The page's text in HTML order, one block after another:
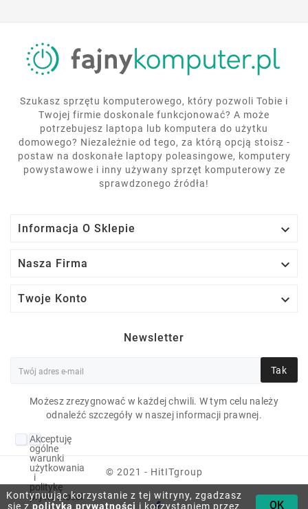
Kontynuując korzystanie z tej witryny, zgadzasz
się z polityką prywatności i korzystaniem przez OK
GB 7P 17" 1920X1080
128 GB SSD KLASA A
Szukasz sprzętu komputerowego, który pozwoli Tobie i
Twojej firmie doskonale funkcjonować? A może
potrzebujesz laptopa lub komputera do użytku
domowego? Niezależnie od tego, za którą opcją stoisz -
postaw na doskonałe laptopy poleasingowe, komputery
powystawowe i inny używany sprzęt komputerowy ze
sprawdzonego źródła!
Informacja O Sklepie 
Nasza Firma 
Twoje Konto 
Newsletter
Tak
Możesz zrezygnować w każdej chwili. W tym celu należy
odnaleźć szczegóły w naszej informacji prawnej.
Akceptuję
ogólne
warunki
użytkowania
i
politykę
prywatności
© 2021 - HitITgroup